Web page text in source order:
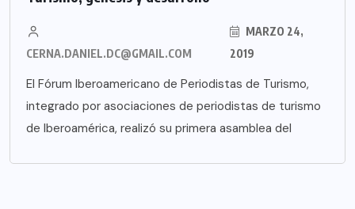
CERNA.DANIEL.DC@GMAIL.COM
MARZO 24,
2019
El Fórum Iberoamericano de Periodistas de Turismo,
integrado por asociaciones de periodistas de turismo
de Iberoamérica, realizó su primera asamblea del